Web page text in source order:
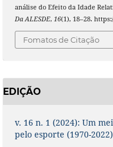
análise do Efeito da Idade
Da ALESDE, 16(1), 18–28.
Fomatos de Citação
EDIÇÃO
v. 16 n. 1 (2024): Um
pelo esporte (1970-2022)